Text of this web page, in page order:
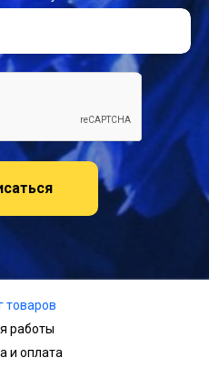
товаров
работы
и оплата